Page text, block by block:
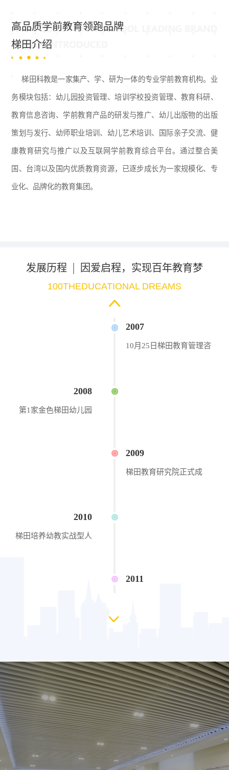
高品质学前教育领跑品牌
梯田介绍
梯田科教是一家集产、学、研为一体的专业学前教育机构。业
务模块包括：幼儿园投资管理、培训学校投资管理、教育科研、
教育信息咨询、学前教育产品的研发与推广、幼儿出版物的出版
策划与发行、幼师职业培训、幼儿艺术培训、国际亲子交流、健
康教育研究与推广以及互联网学前教育综合平台。通过整合美
国、台湾以及国内优质教育资源，已逐步成长为一家规模化、专
业化、品牌化的教育集团。
发展历程 因爱启程，实现百年教育梦
100THEDUCATIONAL DREAMS
2007
10月25日梯田教育管理咨
2008
第1家金色梯田幼儿园
2009
梯田教育研究院正式成
2010
梯田培养幼教实战型人
2011
开发家园互动系统APP
及幼教综合管理平台
2013
梯田教育集团幼师培训学
院成立